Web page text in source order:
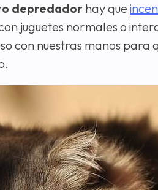
depredadorhay que
juguetes normales o
con nuestras manos para